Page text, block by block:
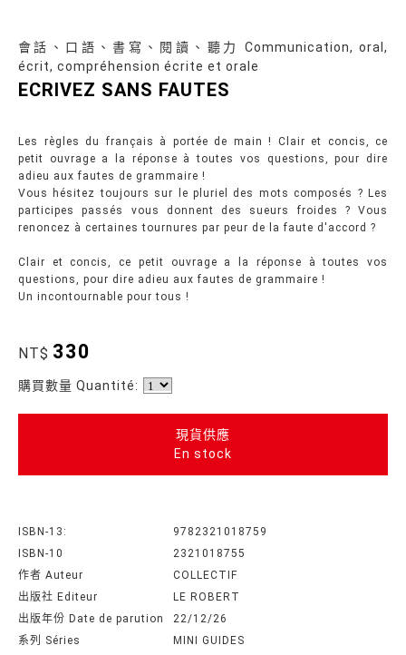
會話、口語、書寫、閱讀、聽力 Communication, oral,
écrit, compréhension écrite et orale
ECRIVEZ SANS FAUTES
Les règles du français à portée de main ! Clair et concis, ce
petit ouvrage a la réponse à toutes vos questions, pour dire
adieu aux fautes de grammaire !
Vous hésitez toujours sur le pluriel des mots composés ? Les
participes passés vous donnent des sueurs froides ? Vous
renoncez à certaines tournures par peur de la faute d'accord ?
Clair et concis, ce petit ouvrage a la réponse à toutes vos
questions, pour dire adieu aux fautes de grammaire !
Un incontournable pour tous !
NT$ 330
購買數量 Quantité:
現貨供應
En stock
ISBN-13:
9782321018759
ISBN-10
2321018755
作者 Auteur
COLLECTIF
出版社 Editeur
LE ROBERT
出版年份 Date de parution
22/12/26
系列 Séries
MINI GUIDES